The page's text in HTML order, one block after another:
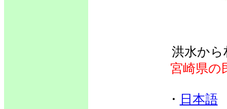
洪水か
宮崎県の
・ 日本語